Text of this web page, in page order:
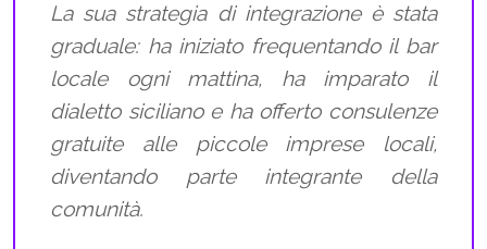
La sua strategia di integrazione è stata
graduale: ha iniziato frequentando il bar
locale ogni mattina, ha imparato il
dialetto siciliano e ha offerto consulenze
gratuite alle piccole imprese locali,
diventando parte integrante della
comunità.